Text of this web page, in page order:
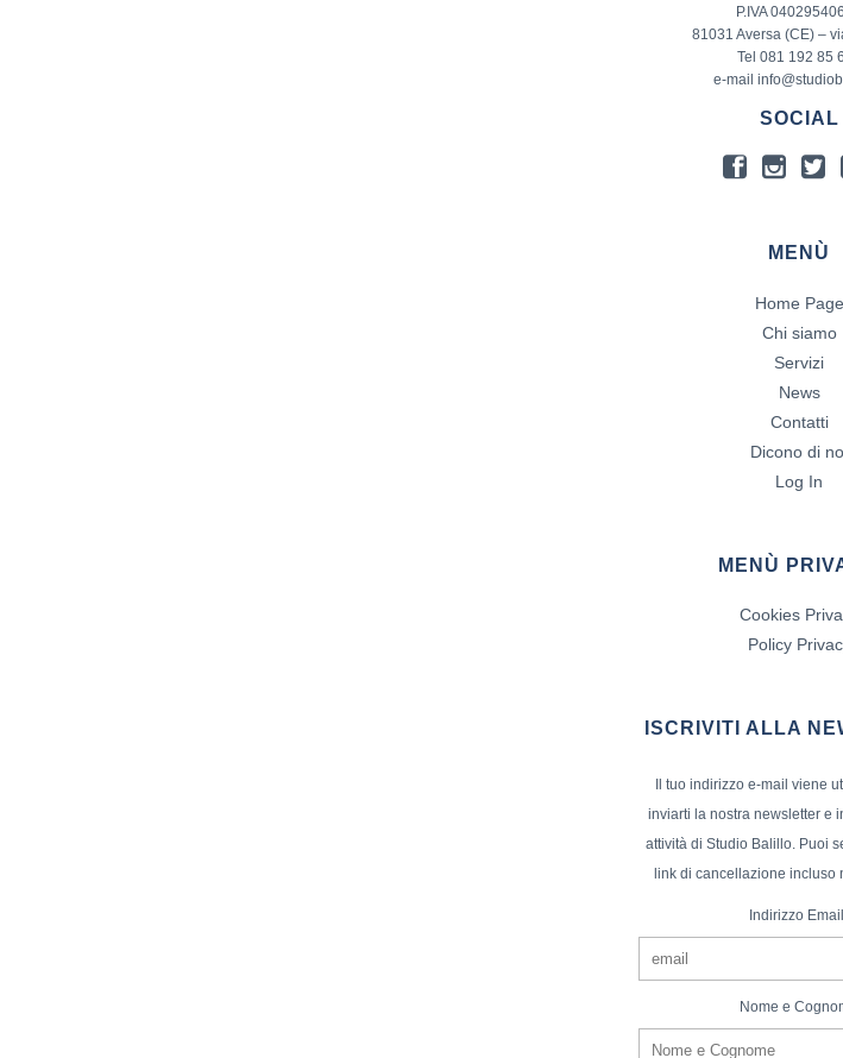
P.IVA
81031 Aversa (CE) –
Tel 081 192 85
e-mail
SOCIAL
MENÙ
Home Page
Chi siamo
Servizi
News
Contatti
Dicono di
Log In
MENÙ
Cookies
Policy
ISCRIVITI ALLA
Il tuo indirizzo e-mail viene
inviarti la nostra newsletter e
attività di Studio Balillo. Puoi
link di cancellazione incluso
Indirizzo
Nome e